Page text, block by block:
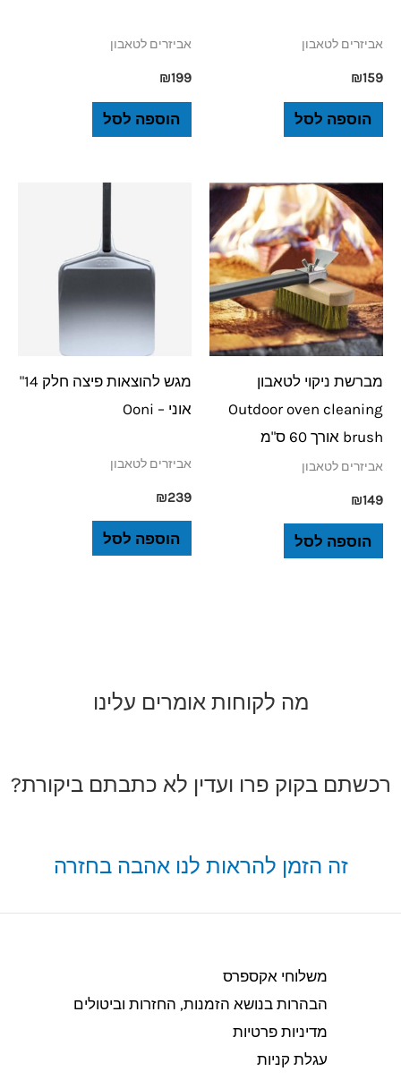
אביזרים לטאבון
₪159
הוספה לסל
אביזרים לטאבון
₪199
הוספה לסל
מברשת ניקוי לטאבון
Outdoor oven cleaning
brush אורך 60 ס"מ
אביזרים לטאבון
₪149
הוספה לסל
מגש להוצאות פיצה חלק 14"
אוני – Ooni
אביזרים לטאבון
₪239
הוספה לסל
מה לקוחות אומרים עלינו
רכשתם בקוק פרו ועדין לא כתבתם ביקורת?
זה הזמן להראות לנו אהבה בחזרה
משלוחי אקספרס
הבהרות בנושא הזמנות, החזרות וביטולים​
מדיניות פרטיות
עגלת קניות